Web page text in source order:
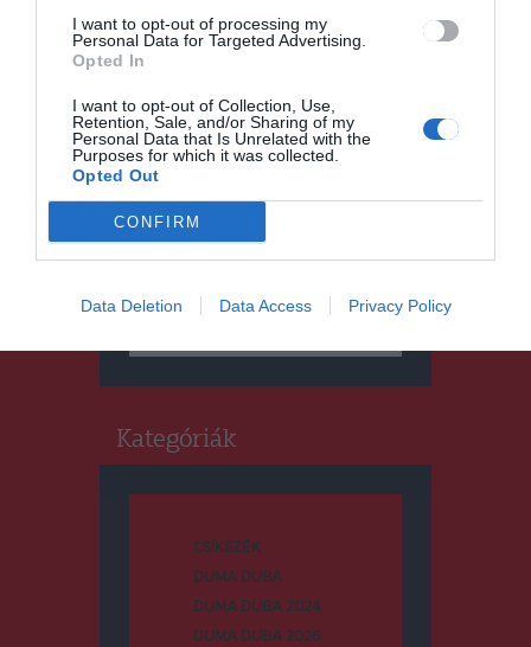
I want to opt-out of processing my
Personal Data for Targeted Advertising.
Opted In
I want to opt-out of Collection, Use,
Retention, Sale, and/or Sharing of my
Personal Data that Is Unrelated with the
Purposes for which it was collected.
Opted Out
CONFIRM
Data Deletion Data Access Privacy Policy
vagy jogosítvány nélkül
vezettek
Keresés:
Kategóriák
CSÍKSZÉK
DUMA DUBA
DUMA DUBA 2024
DUMA DUBA 2026